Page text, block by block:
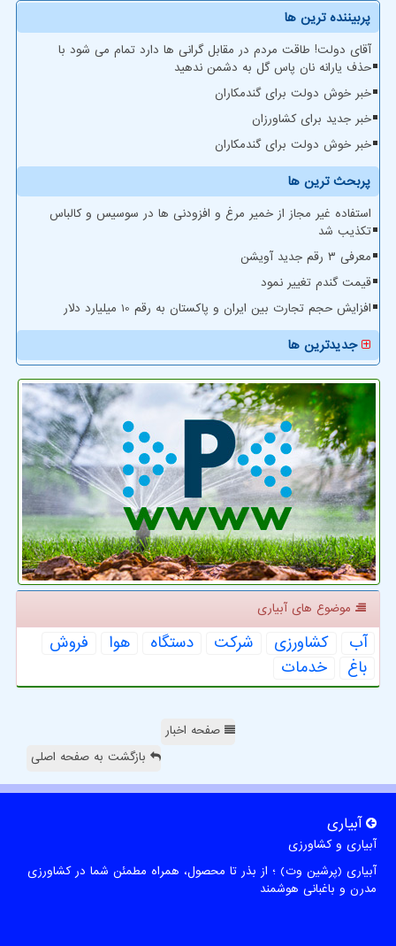
پربیننده ترین ها
آقای دولت! طاقت مردم در مقابل گرانی ها دارد تمام می شود با
حذف یارانه نان پاس گل به دشمن ندهید
خبر خوش دولت برای گندمکاران
خبر جدید برای کشاورزان
خبر خوش دولت برای گندمکاران
پربحث ترین ها
استفاده غیر مجاز از خمیر مرغ و افزودنی ها در سوسیس و کالباس
تکذیب شد
معرفی ۳ رقم جدید آویشن
قیمت گندم تغییر نمود
افزایش حجم تجارت بین ایران و پاکستان به رقم 10 میلیارد دلار
جدیدترین ها
موضوع های آبیاری
آب كشاورزی شركت دستگاه هوا
فروش
باغ
خدمات
صفحه اخبار
بازگشت به صفحه اصلی
آبیاری
آبیاری و کشاورزی
آبیاری (پرشین وت) ؛ از بذر تا محصول، همراه مطمئن شما در کشاورزی
مدرن و باغبانی هوشمند